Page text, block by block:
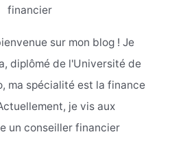
financier
sur mon blog ! Je
diplômé de l'Université de
ma spécialité est la finance
je vis aux
un conseiller financier